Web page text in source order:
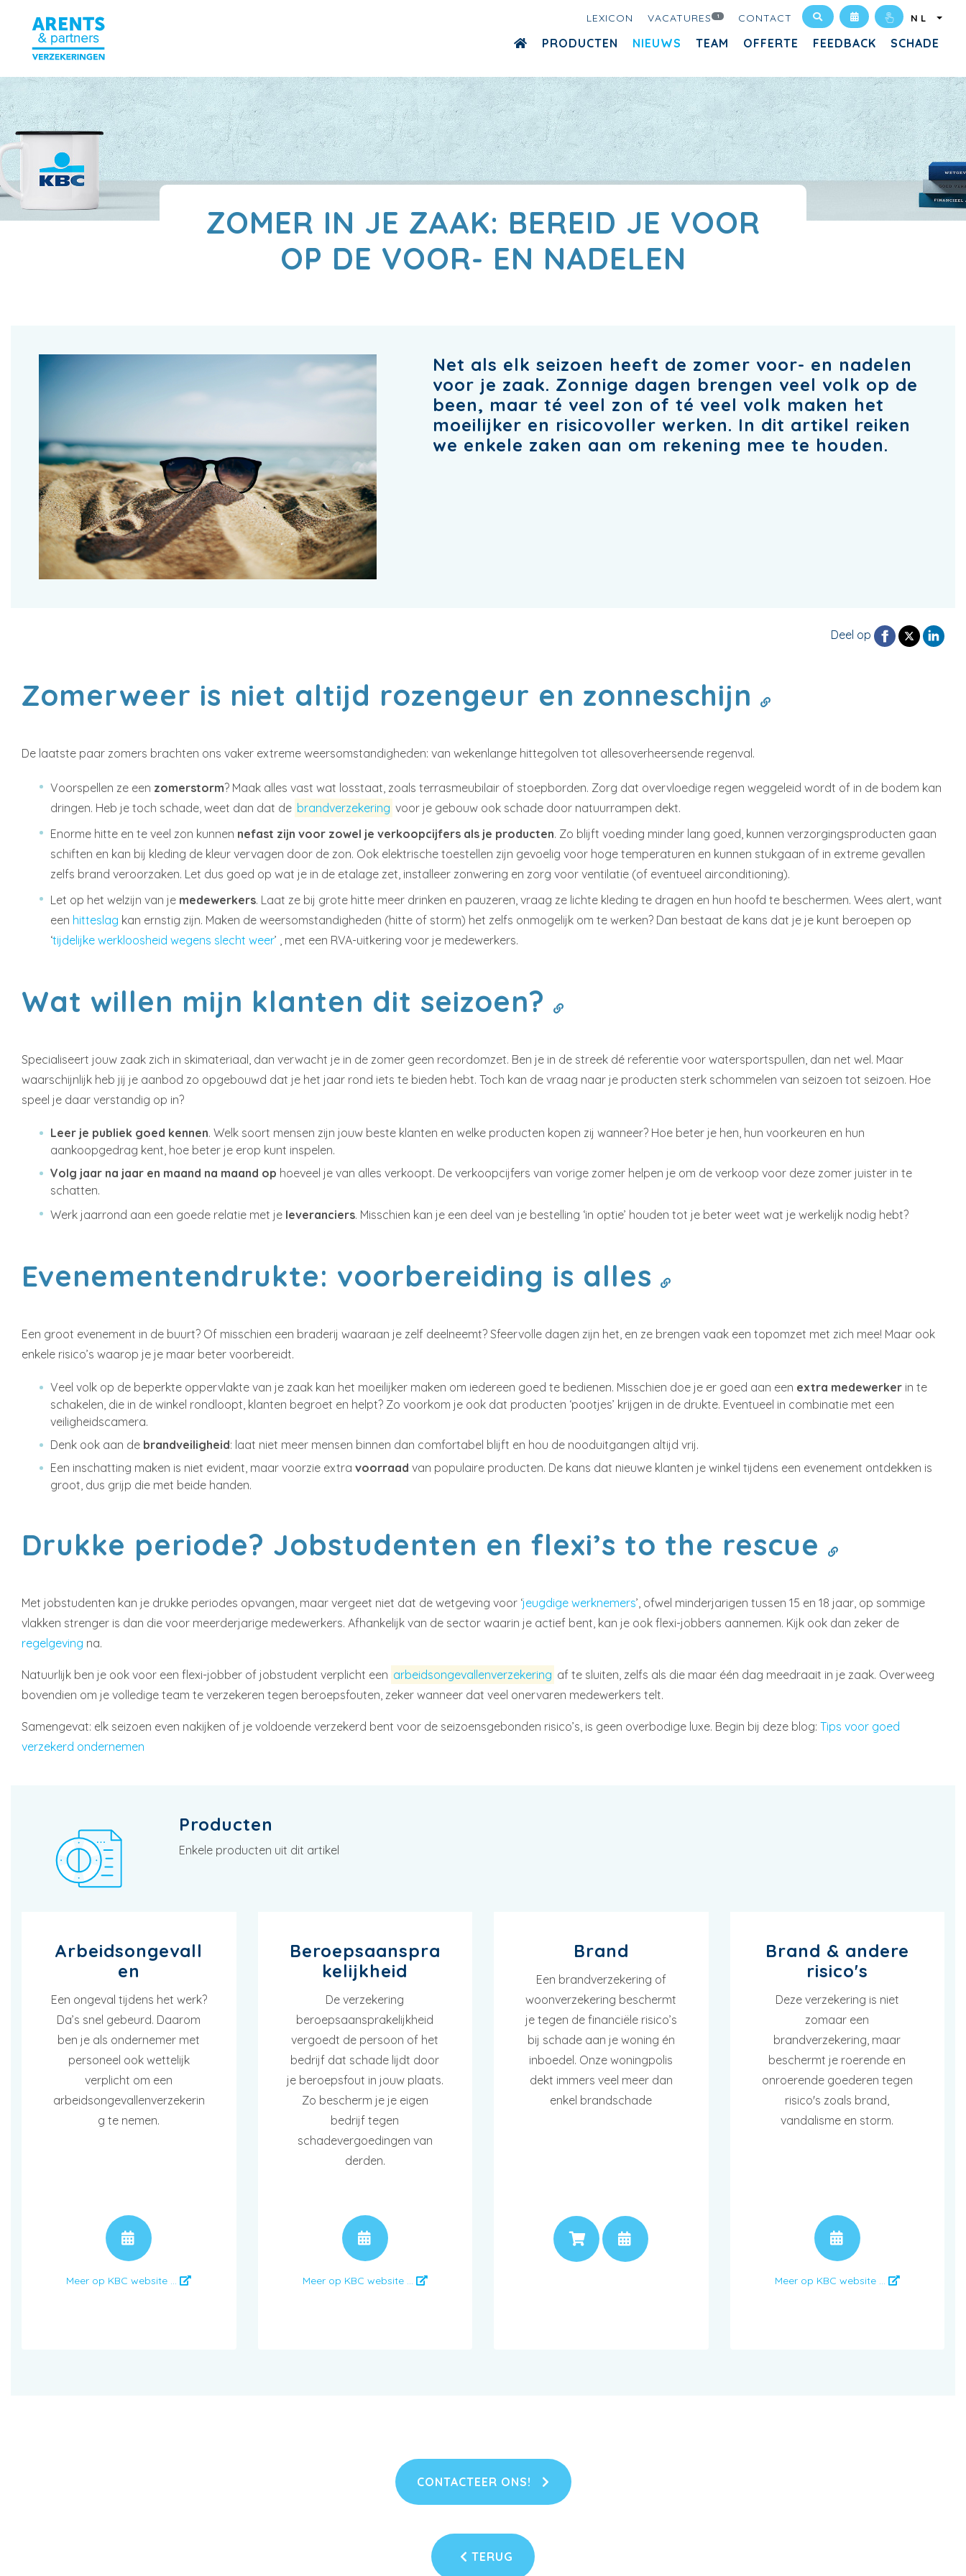
LEXICON VACATURES 1 CONTACT NL
PRODUCTEN NIEUWS TEAM OFFERTE FEEDBACK SCHADE
ZOMER IN JE ZAAK: BEREID JE VOOR
OP DE VOOR- EN NADELEN
Net als elk seizoen heeft de zomer voor- en nadelen
voor je zaak. Zonnige dagen brengen veel volk op de
been, maar té veel zon of té veel volk maken het
moeilijker en risicovoller werken. In dit artikel reiken
we enkele zaken aan om rekening mee te houden.
Deel op
Zomerweer is niet altijd rozengeur en zonneschijn
De laatste paar zomers brachten ons vaker extreme weersomstandigheden: van wekenlange hittegolven tot allesoverheersende regenval.
Voorspellen ze een zomerstorm? Maak alles vast wat losstaat, zoals terrasmeubilair of stoepborden. Zorg dat overvloedige regen weggeleid wordt of in de bodem kan
dringen. Heb je toch schade, weet dan dat de brandverzekering voor je gebouw ook schade door natuurrampen dekt.
Enorme hitte en te veel zon kunnen nefast zijn voor zowel je verkoopcijfers als je producten. Zo blijft voeding minder lang goed, kunnen verzorgingsproducten gaan
schiften en kan bij kleding de kleur vervagen door de zon. Ook elektrische toestellen zijn gevoelig voor hoge temperaturen en kunnen stukgaan of in extreme gevallen
zelfs brand veroorzaken. Let dus goed op wat je in de etalage zet, installeer zonwering en zorg voor ventilatie (of eventueel airconditioning).
Let op het welzijn van je medewerkers. Laat ze bij grote hitte meer drinken en pauzeren, vraag ze lichte kleding te dragen en hun hoofd te beschermen. Wees alert, want
een hitteslag kan ernstig zijn. Maken de weersomstandigheden (hitte of storm) het zelfs onmogelijk om te werken? Dan bestaat de kans dat je je kunt beroepen op
‘tijdelijke werkloosheid wegens slecht weer’ , met een RVA-uitkering voor je medewerkers.
Wat willen mijn klanten dit seizoen?
Specialiseert jouw zaak zich in skimateriaal, dan verwacht je in de zomer geen recordomzet. Ben je in de streek dé referentie voor watersportspullen, dan net wel. Maar
waarschijnlijk heb jij je aanbod zo opgebouwd dat je het jaar rond iets te bieden hebt. Toch kan de vraag naar je producten sterk schommelen van seizoen tot seizoen. Hoe
speel je daar verstandig op in?
Leer je publiek goed kennen. Welk soort mensen zijn jouw beste klanten en welke producten kopen zij wanneer? Hoe beter je hen, hun voorkeuren en hun
aankoopgedrag kent, hoe beter je erop kunt inspelen.
Volg jaar na jaar en maand na maand op hoeveel je van alles verkoopt. De verkoopcijfers van vorige zomer helpen je om de verkoop voor deze zomer juister in te
schatten.
Werk jaarrond aan een goede relatie met je leveranciers. Misschien kan je een deel van je bestelling ‘in optie’ houden tot je beter weet wat je werkelijk nodig hebt?
Evenementendrukte: voorbereiding is alles
Een groot evenement in de buurt? Of misschien een braderij waaraan je zelf deelneemt? Sfeervolle dagen zijn het, en ze brengen vaak een topomzet met zich mee! Maar ook
enkele risico’s waarop je je maar beter voorbereidt.
Veel volk op de beperkte oppervlakte van je zaak kan het moeilijker maken om iedereen goed te bedienen. Misschien doe je er goed aan een extra medewerker in te
schakelen, die in de winkel rondloopt, klanten begroet en helpt? Zo voorkom je ook dat producten ‘pootjes’ krijgen in de drukte. Eventueel in combinatie met een
veiligheidscamera.
Denk ook aan de brandveiligheid: laat niet meer mensen binnen dan comfortabel blijft en hou de nooduitgangen altijd vrij.
Een inschatting maken is niet evident, maar voorzie extra voorraad van populaire producten. De kans dat nieuwe klanten je winkel tijdens een evenement ontdekken is
groot, dus grijp die met beide handen.
Drukke periode? Jobstudenten en flexi’s to the rescue
Met jobstudenten kan je drukke periodes opvangen, maar vergeet niet dat de wetgeving voor ‘jeugdige werknemers’, ofwel minderjarigen tussen 15 en 18 jaar, op sommige
vlakken strenger is dan die voor meerderjarige medewerkers. Afhankelijk van de sector waarin je actief bent, kan je ook flexi-jobbers aannemen. Kijk ook dan zeker de
regelgeving na.
Natuurlijk ben je ook voor een flexi-jobber of jobstudent verplicht een arbeidsongevallenverzekering af te sluiten, zelfs als die maar één dag meedraait in je zaak. Overweeg
bovendien om je volledige team te verzekeren tegen beroepsfouten, zeker wanneer dat veel onervaren medewerkers telt.
Samengevat: elk seizoen even nakijken of je voldoende verzekerd bent voor de seizoensgebonden risico’s, is geen overbodige luxe. Begin bij deze blog: Tips voor goed
verzekerd ondernemen
Producten
Enkele producten uit dit artikel
Arbeidsongevall
en
Een ongeval tijdens het werk?
Da’s snel gebeurd. Daarom
ben je als ondernemer met
personeel ook wettelijk
verplicht om een
arbeidsongevallenverzekerin
g te nemen.
Meer op KBC website ...
Beroepsaanspra
kelijkheid
De verzekering
beroepsaansprakelijkheid
vergoedt de persoon of het
bedrijf dat schade lijdt door
je beroepsfout in jouw plaats.
Zo bescherm je je eigen
bedrijf tegen
schadevergoedingen van
derden.
Meer op KBC website ...
Brand
Een brandverzekering of
woonverzekering beschermt
je tegen de financiële risico’s
bij schade aan je woning én
inboedel. Onze woningpolis
dekt immers veel meer dan
enkel brandschade
PRIJS
Brand & andere
risico's
Deze verzekering is niet
zomaar een
brandverzekering, maar
beschermt je roerende en
onroerende goederen tegen
risico's zoals brand,
vandalisme en storm.
Meer op KBC website ...
CONTACTEER ONS!
TERUG